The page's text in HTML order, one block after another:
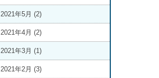
2021年5月 (2)
2021年4月 (2)
2021年3月 (1)
2021年2月 (3)